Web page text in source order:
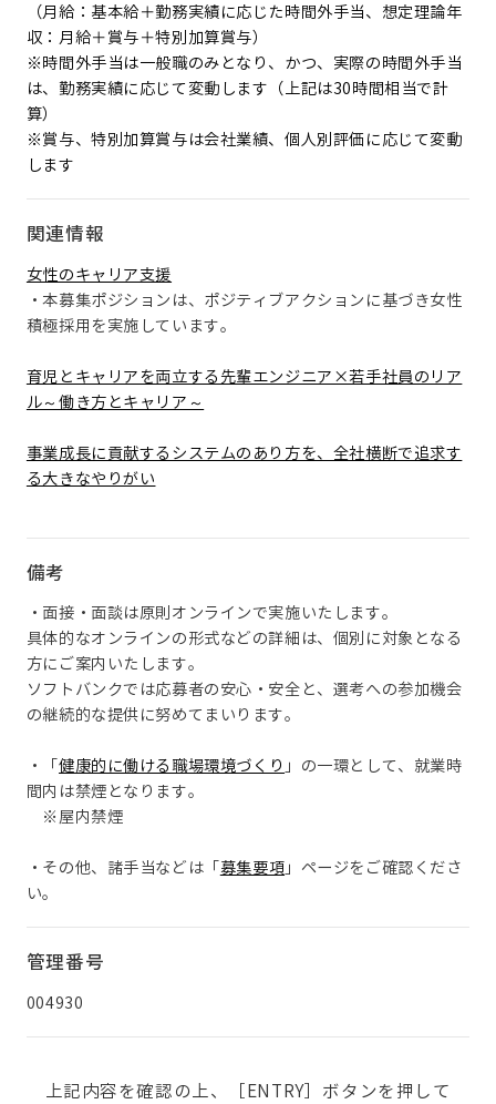
（月給：基本給＋勤務実績に応じた時間外手当、想定理論年
収：月給＋賞与＋特別加算賞与）
※時間外手当は一般職のみとなり、かつ、実際の時間外手当
は、勤務実績に応じて変動します（上記は30時間相当で計
算）
※賞与、特別加算賞与は会社業績、個人別評価に応じて変動
します
関連情報
女性のキャリア支援
・本募集ポジションは、ポジティブアクションに基づき女性
積極採用を実施しています。
育児とキャリアを両立する先輩エンジニア×若手社員のリア
ル～働き方とキャリア～
事業成長に貢献するシステムのあり方を、全社横断で追求す
る大きなやりがい
備考
・面接・面談は原則オンラインで実施いたします。
具体的なオンラインの形式などの詳細は、個別に対象となる
方にご案内いたします。
ソフトバンクでは応募者の安心・安全と、選考への参加機会
の継続的な提供に努めてまいります。
・「健康的に働ける職場環境づくり 」の一環として、就業時
間内は禁煙となります。
※屋内禁煙
・その他、諸手当などは「 募集要項 」ページをご確認くださ
い。
管理番号
004930
上記内容を確認の上、［ENTRY］ボタンを押して